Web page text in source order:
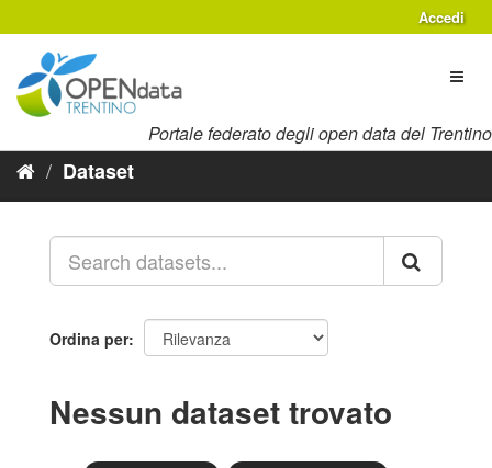
al
contenuto
Accedi
Portale federato degli open data del Trentino
Dataset
Ordina per
Nessun dataset trovato